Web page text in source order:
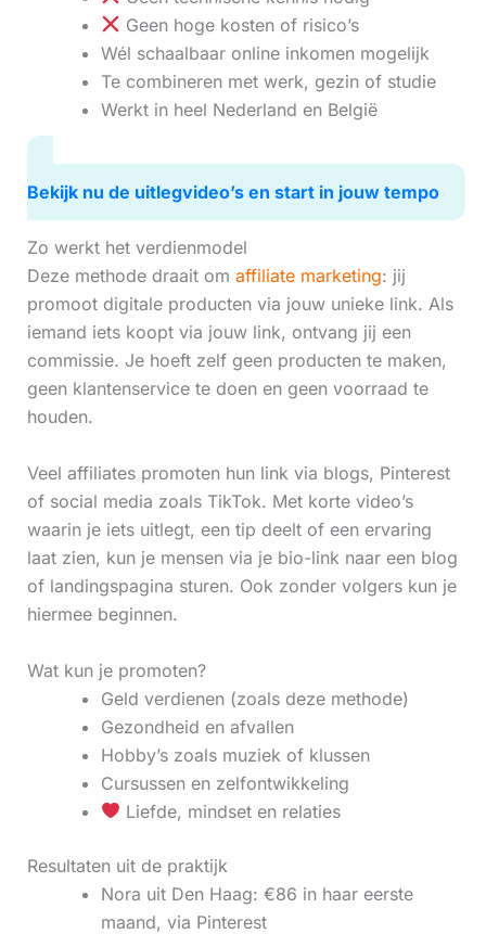
Geen hoge kosten of risico’s
Wél schaalbaar online inkomen mogelijk
Te combineren met werk, gezin of studie
Werkt in heel Nederland en België
Bekijk nu de uitlegvideo’s en start in jouw tempo
Zo werkt het verdienmodel
Deze methode draait om affiliate marketing: jij
promoot digitale producten via jouw unieke link. Als
iemand iets koopt via jouw link, ontvang jij een
commissie. Je hoeft zelf geen producten te maken,
geen klantenservice te doen en geen voorraad te
houden.
Veel affiliates promoten hun link via blogs, Pinterest
of social media zoals TikTok. Met korte video’s
waarin je iets uitlegt, een tip deelt of een ervaring
laat zien, kun je mensen via je bio-link naar een blog
of landingspagina sturen. Ook zonder volgers kun je
hiermee beginnen.
Wat kun je promoten?
Geld verdienen (zoals deze methode)
Gezondheid en afvallen
Hobby’s zoals muziek of klussen
Cursussen en zelfontwikkeling
Liefde, mindset en relaties
Resultaten uit de praktijk
Nora uit Den Haag: €86 in haar eerste
maand, via Pinterest